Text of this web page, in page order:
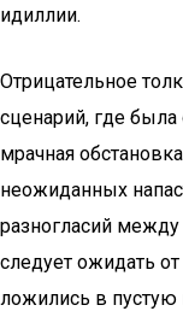
идиллии.
Отрицательное
сценарий, где была
мрачная
неожиданных
разногласий
следует ожидать
ложились в пустую